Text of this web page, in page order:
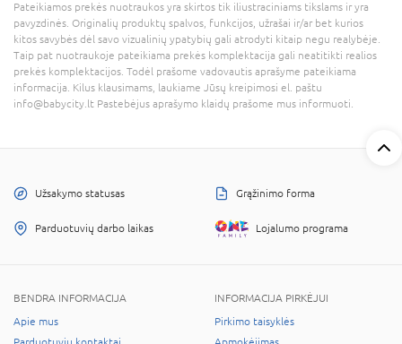
Pateikiamos prekės nuotraukos yra skirtos tik iliustraciniams tikslams ir yra
pavyzdinės. Originalių produktų spalvos, funkcijos, užrašai ir/ar bet kurios
kitos savybės dėl savo vizualinių ypatybių gali atrodyti kitaip negu realybėje.
Taip pat nuotraukoje pateikiama prekės komplektacija gali neatitikti realios
prekės komplektacijos. Todėl prašome vadovautis aprašyme pateikiama
informacija. Kilus klausimams, laukiame Jūsų kreipimosi el. paštu
info@babycity.lt Pastebėjus aprašymo klaidų prašome mus informuoti.
Užsakymo statusas Grąžinimo forma
Parduotuvių darbo laikas Lojalumo programa
BENDRA INFORMACIJA
Apie mus
INFORMACIJA PIRKĖJUI
Pirkimo taisyklės